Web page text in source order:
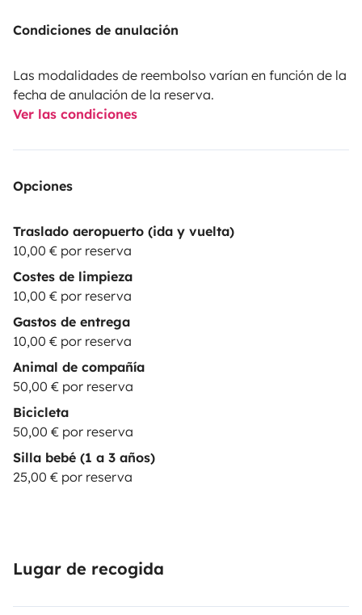
Condiciones de anulación
Las modalidades de reembolso varían en función de la
fecha de anulación de la reserva.
Ver las condiciones
Opciones
Traslado aeropuerto (ida y vuelta)
10,00 € por reserva
Costes de limpieza
10,00 € por reserva
Gastos de entrega
10,00 € por reserva
Animal de compañía
50,00 € por reserva
Bicicleta
50,00 € por reserva
Silla bebé (1 a 3 años)
25,00 € por reserva
Lugar de recogida